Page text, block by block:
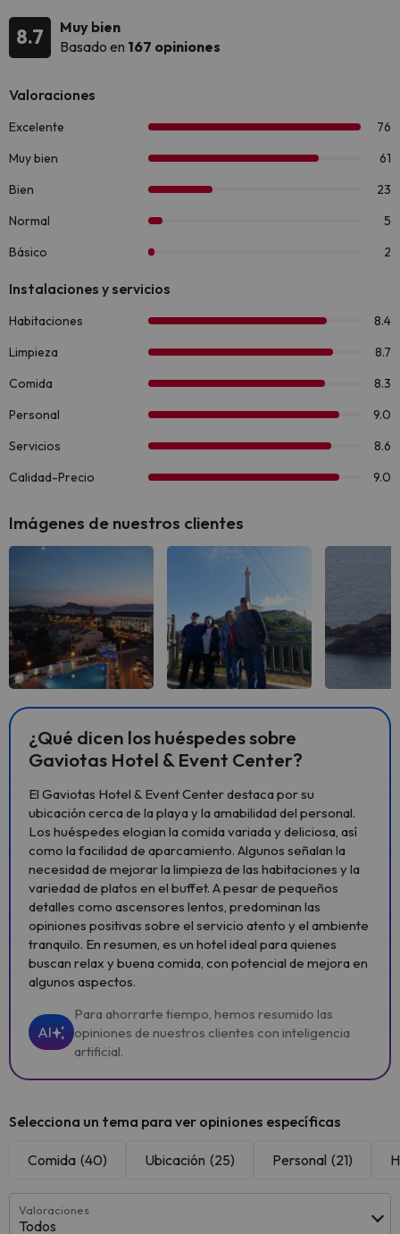
8.7
Muy bien
Basado en 167 opiniones
Imágenes de nuestros clientes
¿Qué dicen los huéspedes sobre
Gaviotas Hotel & Event Center?
El Gaviotas Hotel & Event Center destaca por su
ubicación cerca de la playa y la amabilidad del personal.
Los huéspedes elogian la comida variada y deliciosa, así
como la facilidad de aparcamiento. Algunos señalan la
necesidad de mejorar la limpieza de las habitaciones y la
variedad de platos en el buffet. A pesar de pequeños
detalles como ascensores lentos, predominan las
opiniones positivas sobre el servicio atento y el ambiente
tranquilo. En resumen, es un hotel ideal para quienes
buscan relax y buena comida, con potencial de mejora en
algunos aspectos.
AI
Para ahorrarte tiempo, hemos resumido las
opiniones de nuestros clientes con inteligencia
artificial.
Selecciona un tema para ver opiniones específicas
Comida (40) Ubicación (25) Personal (21)
Valoraciones
Todos